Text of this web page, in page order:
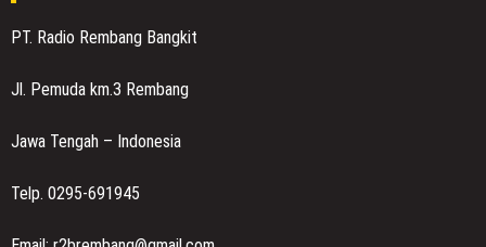
PT. Radio Rembang Bangkit
Jl. Pemuda km.3 Rembang
Jawa Tengah – Indonesia
Telp. 0295-691945